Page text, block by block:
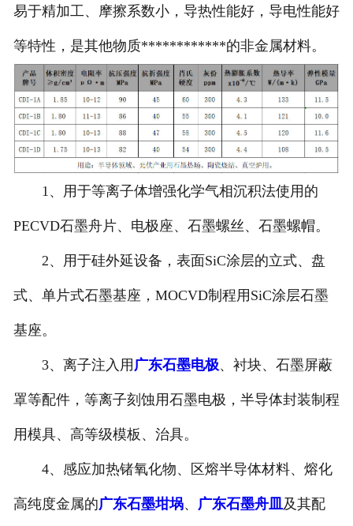
易于精加工、摩擦系数小，导热性能好，导电性能好
等特性，是其他物质************的非金属材料。
1、用于等离子体增强化学气相沉积法使用的
PECVD石墨舟片、电极座、石墨螺丝、石墨螺帽。
2、用于硅外延设备，表面SiC涂层的立式、盘
式、单片式石墨基座，MOCVD制程用SiC涂层石墨
基座。
3、离子注入用 广东石墨电极、衬块、石墨屏蔽
罩等配件，等离子刻蚀用石墨电极，半导体封装制程
用模具、高等级模板、治具。
4、感应加热锗氧化物、区熔半导体材料、熔化
高纯度金属的广东石墨坩埚、 广东石墨舟皿及其配